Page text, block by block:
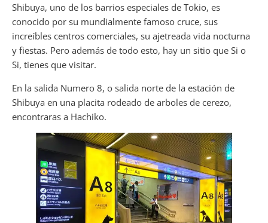
Shibuya, uno de los barrios especiales de Tokio, es
conocido por su mundialmente famoso cruce, sus
increíbles centros comerciales, su ajetreada vida nocturna
y fiestas. Pero además de todo esto, hay un sitio que Si o
Si, tienes que visitar.
En la salida Numero 8, o salida norte de la estación de
Shibuya en una placita rodeado de arboles de cerezo,
encontraras a Hachiko.